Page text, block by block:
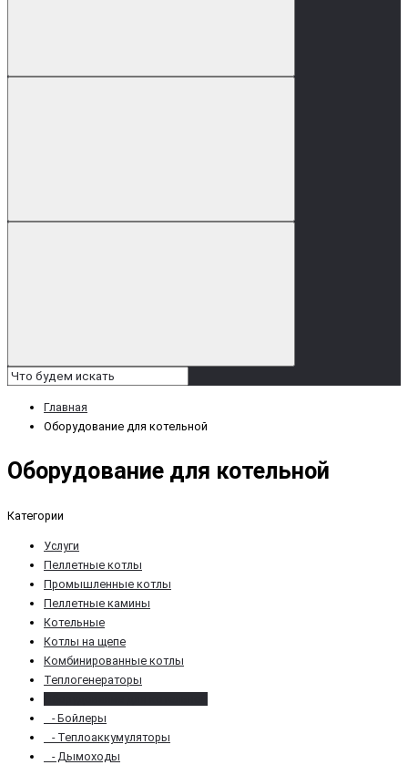
Главная
Оборудование для котельной
Оборудование для котельной
Категории
Услуги
Пеллетные котлы
Промышленные котлы
Пеллетные камины
Котельные
Котлы на щепе
Комбинированные котлы
Теплогенераторы
- Бойлеры
- Теплоаккумуляторы
- Дымоходы